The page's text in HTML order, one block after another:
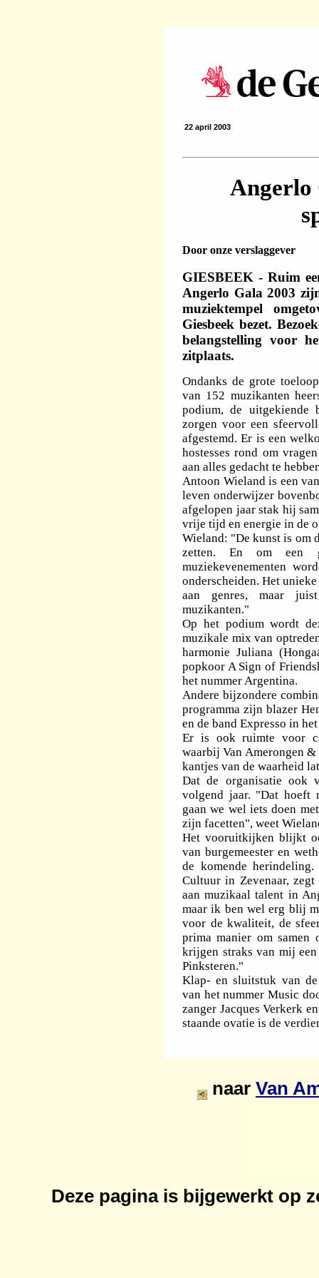
22 april 2003
Angerlo
Door onze verslaggever
GIESBEEK - Ruim
Angerlo Gala 2003
muziektempel
Giesbeek bezet.
belangstelling voor
zitplaats.
Ondanks de grote
van 152 muzikanten
podium, de uitgekiende
zorgen voor een
afgestemd. Er is een
hostesses rond om
aan alles gedacht te
Antoon Wieland is een
leven onderwijzer
afgelopen jaar stak hij
vrije tijd en energie in de
Wieland: "De kunst is om
zetten. En om een
muziekevenementen
onderscheiden. Het
aan genres, maar
muzikanten."
Op het podium wordt
muzikale mix van
harmonie Juliana
popkoor A Sign of
het nummer Argentina.
Andere bijzondere
programma zijn blazer
en de band Expresso in
Er is ook ruimte voor
waarbij Van Amerongen
kantjes van de waarheid
Dat de organisatie
volgend jaar. "Dat hoeft
gaan we wel iets doen
zijn facetten", weet
Het vooruitkijken blijkt
van burgemeester en
de komende
Cultuur in Zevenaar,
aan muzikaal talent in
maar ik ben wel erg blij
voor de kwaliteit, de
prima manier om samen
krijgen straks van mij
Pinksteren."
Klap- en sluitstuk van
van het nummer Music
zanger Jacques Verkerk
staande ovatie is de
naar Van
Deze pagina is bijgewerkt op